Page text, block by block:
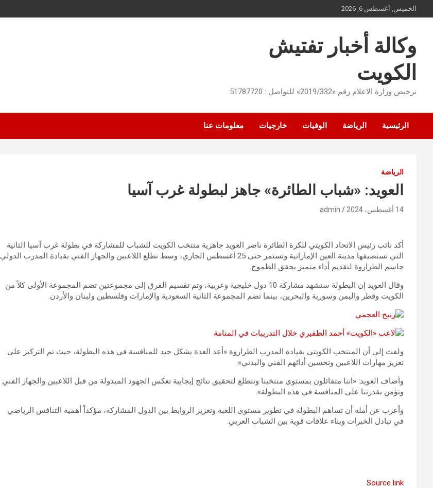
to
الخميس, أغسطس 6, 2026
وكالة أخبار تفتيش
الكويت
ترخيص وزارة الاعلام رقم «2019/332» للتواصل : 51787720
الرئيسية الرياضة الوفيات خارجيات معلومات عنا
الرياضة
العويد: «شباب الطائرة» جاهز لبطولة غرب آسيا
14 أغسطس، 2024 admin
أكد نائب رئيس الاتحاد الكويتي للكرة الطائرة ناصر العويد جاهزية منتخب الكويت للشباب للمشاركة في بطولة غرب آسيا الثانية
التي تستضيفها مدينة العين الإماراتية وتستمر حتى 25 أغسطس الجاري، وسط تطلع اللاعبين والجهاز الفني بقيادة المدرب الدولي
جاسم الطراروة لتقديم أداء متميز يحقق الطموح.
وقال العويد إن البطولة ستشهد مشاركة 10 دول خليجية وعربية، وتم تقسيم الفرق إلى مجموعتين تضم المجموعة الأولى كلاً من
الكويت وقطر واليمن وسورية والبحرين، بينما تضم المجموعة الثانية السعودية والإمارات وفلسطين ولبنان والأردن.
ولفت إلى أن المنتخب الكويتي بقيادة المدرب الطراروة «أعد العدة بشكل جيد للمنافسة في هذه البطولة، حيث تم التركيز على
تعزيز مهارات اللاعبين وتحسين أدائهم الفني والبدني».
وأضاف العويد: «اننا متفائلون بمستوى منتخبنا ونتطلع لتحقيق نتائج إيجابية تعكس الجهود المبذولة من قبل اللاعبين والجهاز الفني
ونؤمن بقدرتنا على المنافسة في هذه البطولة».
وأعرب عن أمله أن تساهم البطولة في تطوير مستوى اللعبة وتعزيز الروابط بين الدول المشاركة، مؤكداً أهمية التنافس الرياضي
في تبادل الخبرات وبناء علاقات قوية بين الشباب العربي.
Source link